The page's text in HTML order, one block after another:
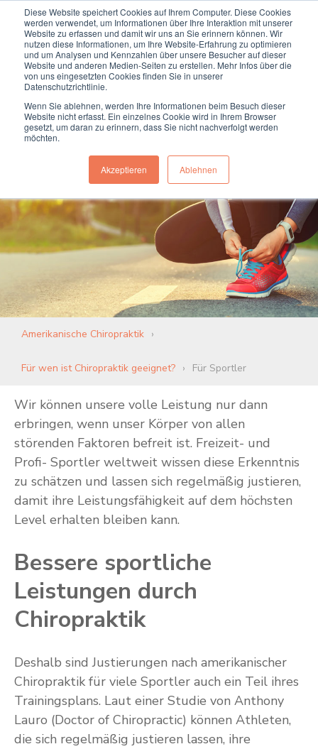
Diese Website speichert Cookies auf Ihrem Computer. Diese Cookies
werden verwendet, um Informationen über Ihre Interaktion mit unserer
Website zu erfassen und damit wir uns an Sie erinnern können. Wir
nutzen diese Informationen, um Ihre Website-Erfahrung zu optimieren
und um Analysen und Kennzahlen über unsere Besucher auf dieser
Website und anderen Medien-Seiten zu erstellen. Mehr Infos über die
von uns eingesetzten Cookies finden Sie in unserer
Datenschutzrichtlinie.
Wenn Sie ablehnen, werden Ihre Informationen beim Besuch dieser
Website nicht erfasst. Ein einzelnes Cookie wird in Ihrem Browser
gesetzt, um daran zu erinnern, dass Sie nicht nachverfolgt werden
möchten.
Akzeptieren Ablehnen
Termin online buchen Anrufen
Amerikanische Chiropraktik für
Sportler
Amerikanische Chiropraktik
Für wen ist Chiropraktik geeignet? Für Sportler
Wir können unsere volle Leistung nur dann
erbringen, wenn unser Körper von allen
störenden Faktoren befreit ist. Freizeit- und
Profi- Sportler weltweit wissen diese Erkenntnis
zu schätzen und lassen sich regelmäßig justieren,
damit ihre Leistungsfähigkeit auf dem höchsten
Level erhalten bleiben kann.
Bessere sportliche
Leistungen durch
Chiropraktik
Deshalb sind Justierungen nach amerikanischer
Chiropraktik für viele Sportler auch ein Teil ihres
Trainingsplans. Laut einer Studie von Anthony
Lauro (Doctor of Chiropractic) können Athleten,
die sich regelmäßig justieren lassen, ihre